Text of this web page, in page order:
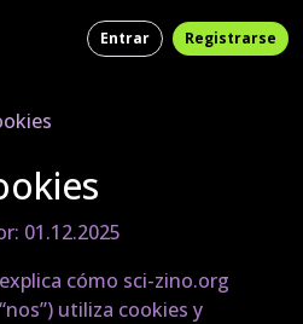
Entrar Registrarse
01.12.2025
cómo sci-zino.org
utiliza cookies y